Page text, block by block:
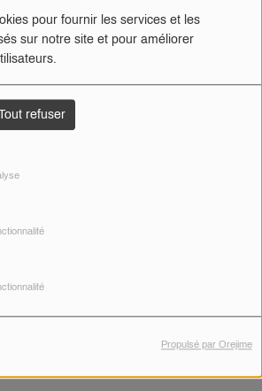
pour fournir les services et les
sur notre site et pour améliorer
refuser
Propulsé par Orejime
LOIRET : LE CASCADEUR RÉMY
JULIENNE EST MORT
GRATTANT !
GIEN : OUVERTURE DE LA